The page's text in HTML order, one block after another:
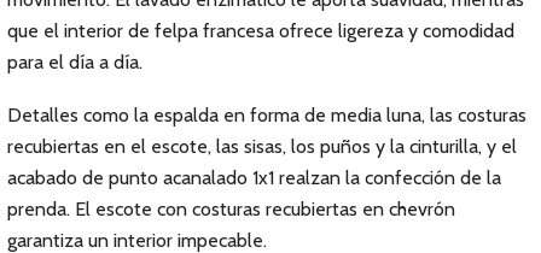
que el interior de felpa francesa ofrece ligereza y comodidad
para el día a día.
Detalles como la espalda en forma de media luna, las costuras
recubiertas en el escote, las sisas, los puños y la cinturilla, y el
acabado de punto acanalado 1x1 realzan la confección de la
prenda. El escote con costuras recubiertas en chevrón
garantiza un interior impecable.